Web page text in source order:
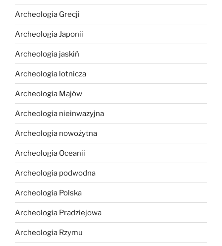
Archeologia Grecji
Archeologia Japonii
Archeologia jaskiń
Archeologia lotnicza
Archeologia Majów
Archeologia nieinwazyjna
Archeologia nowożytna
Archeologia Oceanii
Archeologia podwodna
Archeologia Polska
Archeologia Pradziejowa
Archeologia Rzymu